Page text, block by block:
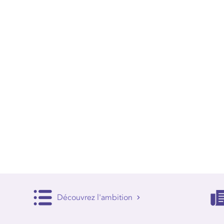
Découvrez l'ambition